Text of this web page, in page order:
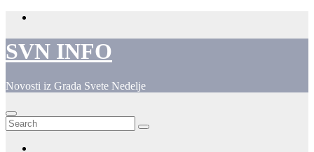
Skip
content
SVN INFO
Novosti iz Grada Svete Nedelje